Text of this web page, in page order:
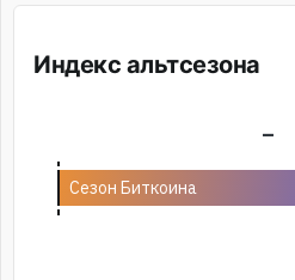
Индекс альтсезона
-
Сезон Биткоина